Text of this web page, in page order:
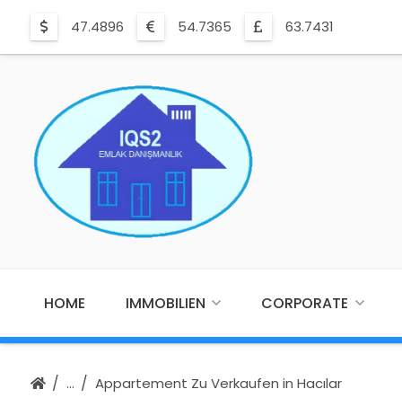
47.4896 54.7365 63.7431
HOME IMMOBILIEN CORPORATE
Appartement Zu Verkaufen in Hacılar